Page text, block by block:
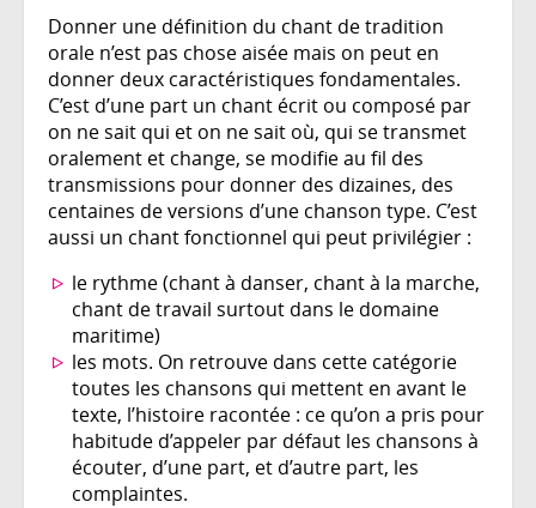
Donner une définition du chant de tradition
orale n’est pas chose aisée mais on peut en
donner deux caractéristiques fondamentales.
C’est d’une part un chant écrit ou composé par
on ne sait qui et on ne sait où, qui se transmet
oralement et change, se modifie au fil des
transmissions pour donner des dizaines, des
centaines de versions d’une chanson type. C’est
aussi un chant fonctionnel qui peut privilégier :
le rythme (chant à danser, chant à la marche,
chant de travail surtout dans le domaine
maritime)
les mots. On retrouve dans cette catégorie
toutes les chansons qui mettent en avant le
texte, l’histoire racontée : ce qu’on a pris pour
habitude d’appeler par défaut les chansons à
écouter, d’une part, et d’autre part, les
complaintes.